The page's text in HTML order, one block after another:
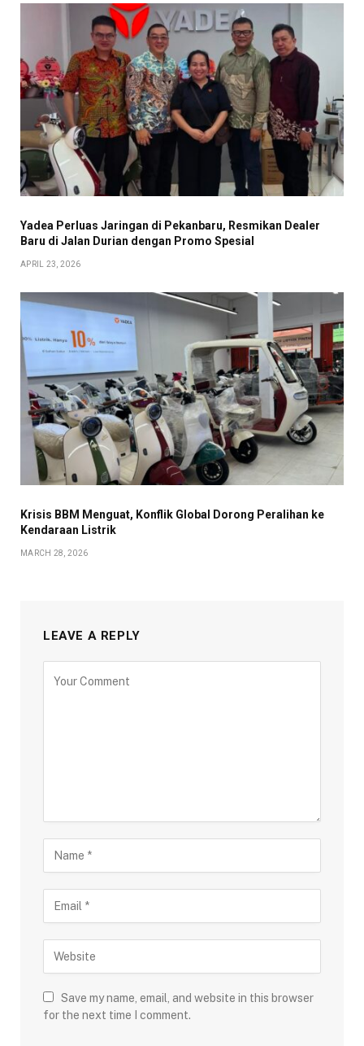
Yadea Perluas Jaringan di Pekanbaru, Resmikan Dealer
Baru di Jalan Durian dengan Promo Spesial
APRIL 23, 2026
Krisis BBM Menguat, Konflik Global Dorong Peralihan ke
Kendaraan Listrik
MARCH 28, 2026
LEAVE A REPLY
Save my name, email, and website in this browser
for the next time I comment.